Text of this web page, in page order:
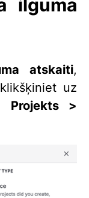
ilguma
atskaiti,
uz
Projekts >